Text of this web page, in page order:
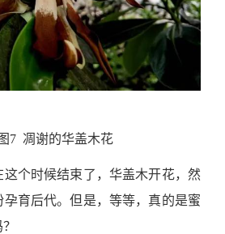
图7 凋谢的华盖木花
个时候结束了，华盖木开花，然
育后代。但是，等等，真的是蜜